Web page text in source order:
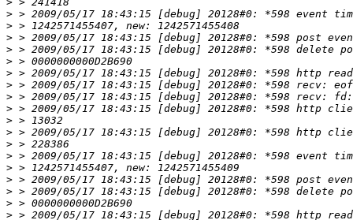
>
>
>
>
>
>
>
>
>
>
>
>
>
>
>
>
>
>